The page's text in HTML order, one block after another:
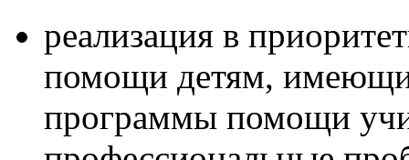
реализация в
помощи детям,
программы помощи